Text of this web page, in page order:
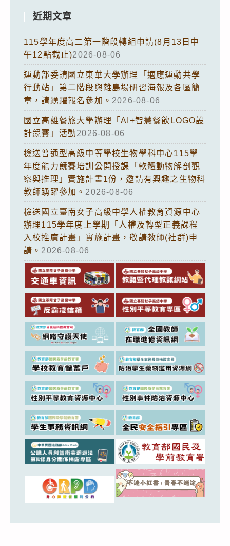
近期文章
115學年度高二第一階段轉組申請(8月13日中
午12點截止)2026-08-06
運動部委請國立東華大學辦理「適應運動共學
行動站」第二階段與離島場研習海報及各區簡
章，請踴躍報名參加。 2026-08-06
國立高雄餐旅大學辦理「AI+智慧餐飲LOGO設
計競賽」活動2026-08-06
檢送普通型高級中等學校生物學科中心115學
年度能力競賽培訓公開授課「軟體動物解剖觀
察與推理」實施計畫1份，邀請有興趣之生物科
教師踴躍參加。 2026-08-06
檢送國立臺南女子高級中學人權教育資源中心
辦理115學年度上學期「人權及轉型正義課程
入校推廣計畫」實施計畫，敬請教師(社群)申
請。 2026-08-06